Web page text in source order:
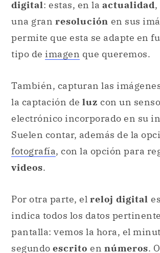
digital: estas, en la actualidad
una gran resolución en sus
permite que esta se adapte en
tipo de imagen que queremos.
También, capturan las
la captación de luz con un
electrónico incorporado en su
Suelen contar, además de la
fotografía, con la opción para
videos.
Por otra parte, el reloj digital
indica todos los datos
pantalla: vemos la hora, el
segundo escrito en números.